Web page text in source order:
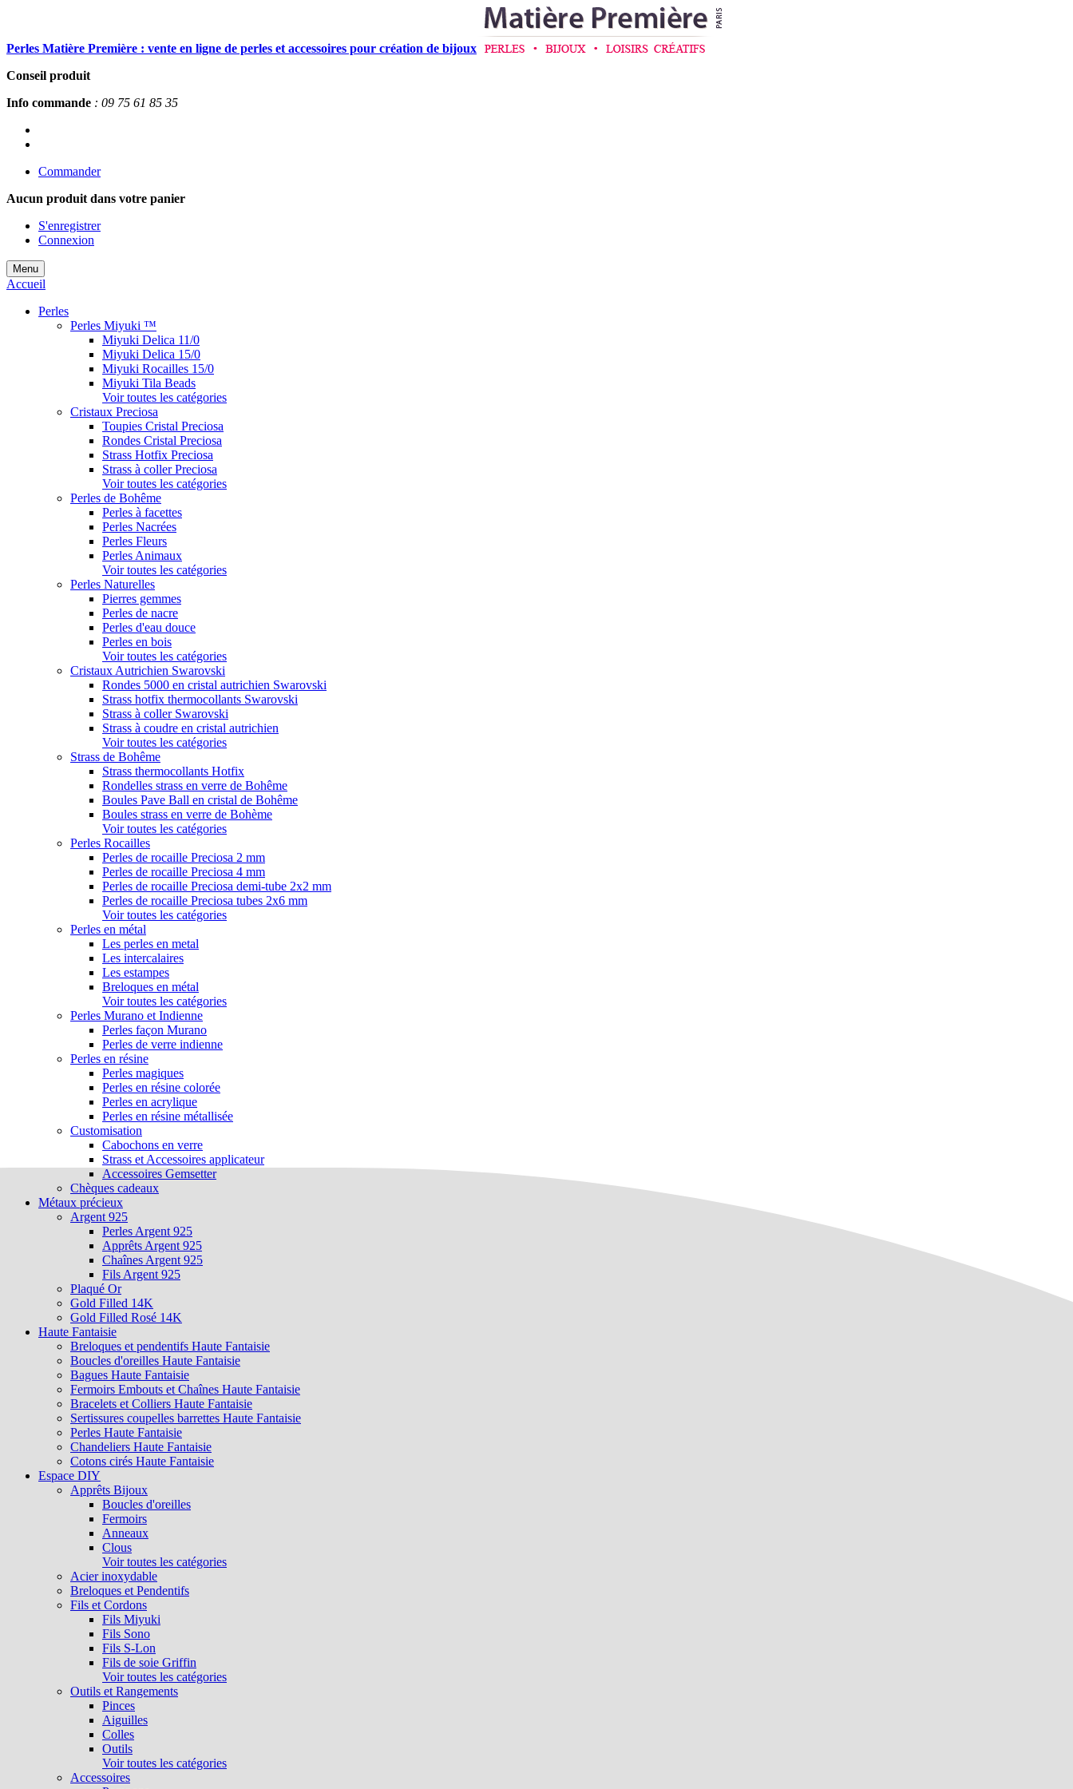
Perles Matière Première : vente en ligne de perles et accessoires pour création de bijoux
Conseil produit
Info commande : 09 75 61 85 35
Commander
Aucun produit dans votre panier
S'enregistrer
Connexion
Menu
Accueil
Perles
Perles Miyuki ™
Miyuki Delica 11/0
Miyuki Delica 15/0
Miyuki Rocailles 15/0
Miyuki Tila Beads
Voir toutes les catégories
Cristaux Preciosa
Toupies Cristal Preciosa
Rondes Cristal Preciosa
Strass Hotfix Preciosa
Strass à coller Preciosa
Voir toutes les catégories
Perles de Bohême
Perles à facettes
Perles Nacrées
Perles Fleurs
Perles Animaux
Voir toutes les catégories
Perles Naturelles
Pierres gemmes
Perles de nacre
Perles d'eau douce
Perles en bois
Voir toutes les catégories
Cristaux Autrichien Swarovski
Rondes 5000 en cristal autrichien Swarovski
Strass hotfix thermocollants Swarovski
Strass à coller Swarovski
Strass à coudre en cristal autrichien
Voir toutes les catégories
Strass de Bohême
Strass thermocollants Hotfix
Rondelles strass en verre de Bohême
Boules Pave Ball en cristal de Bohême
Boules strass en verre de Bohème
Voir toutes les catégories
Perles Rocailles
Perles de rocaille Preciosa 2 mm
Perles de rocaille Preciosa 4 mm
Perles de rocaille Preciosa demi-tube 2x2 mm
Perles de rocaille Preciosa tubes 2x6 mm
Voir toutes les catégories
Perles en métal
Les perles en metal
Les intercalaires
Les estampes
Breloques en métal
Voir toutes les catégories
Perles Murano et Indienne
Perles façon Murano
Perles de verre indienne
Perles en résine
Perles magiques
Perles en résine colorée
Perles en acrylique
Perles en résine métallisée
Customisation
Cabochons en verre
Strass et Accessoires applicateur
Accessoires Gemsetter
Chèques cadeaux
Métaux précieux
Argent 925
Perles Argent 925
Apprêts Argent 925
Chaînes Argent 925
Fils Argent 925
Plaqué Or
Gold Filled 14K
Gold Filled Rosé 14K
Haute Fantaisie
Breloques et pendentifs Haute Fantaisie
Boucles d'oreilles Haute Fantaisie
Bagues Haute Fantaisie
Fermoirs Embouts et Chaînes Haute Fantaisie
Bracelets et Colliers Haute Fantaisie
Sertissures coupelles barrettes Haute Fantaisie
Perles Haute Fantaisie
Chandeliers Haute Fantaisie
Cotons cirés Haute Fantaisie
Espace DIY
Apprêts Bijoux
Boucles d'oreilles
Fermoirs
Anneaux
Clous
Voir toutes les catégories
Acier inoxydable
Breloques et Pendentifs
Fils et Cordons
Fils Miyuki
Fils Sono
Fils S-Lon
Fils de soie Griffin
Voir toutes les catégories
Outils et Rangements
Pinces
Aiguilles
Colles
Outils
Voir toutes les catégories
Accessoires